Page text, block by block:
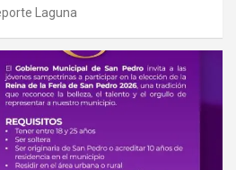
Laguna